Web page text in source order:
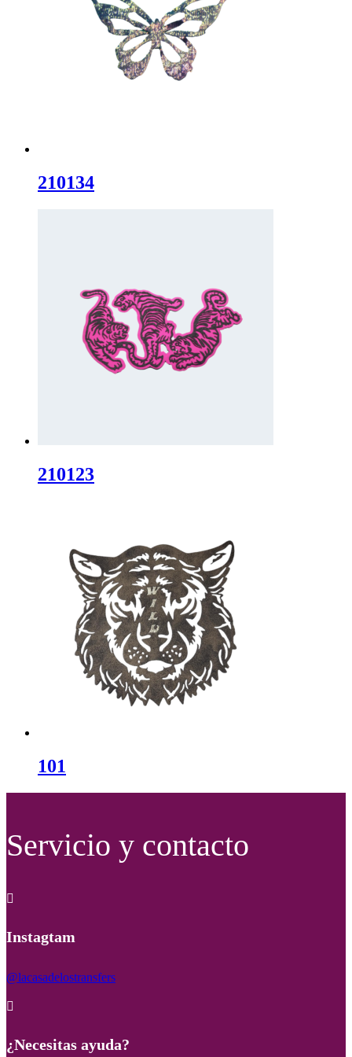
210134
210123
101
Servicio y contacto

Instagtam
@lacasadelostransfers

¿Necesitas ayuda?